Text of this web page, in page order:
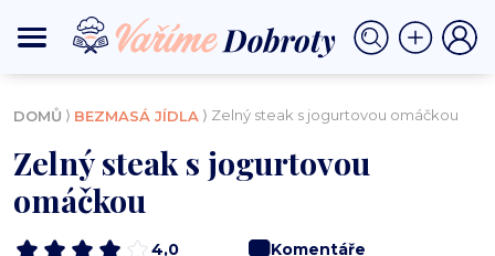
DOMŮ ⟩ BEZMASÁ JÍDLA ⟩ Zelný steak s jogurtovou omáčkou
Zelný steak s jogurtovou
omáčkou
4,0
Komentáře